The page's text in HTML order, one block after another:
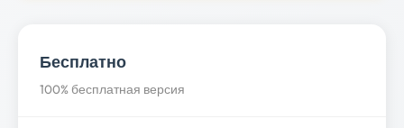
Бесплатно
100% бесплатная версия